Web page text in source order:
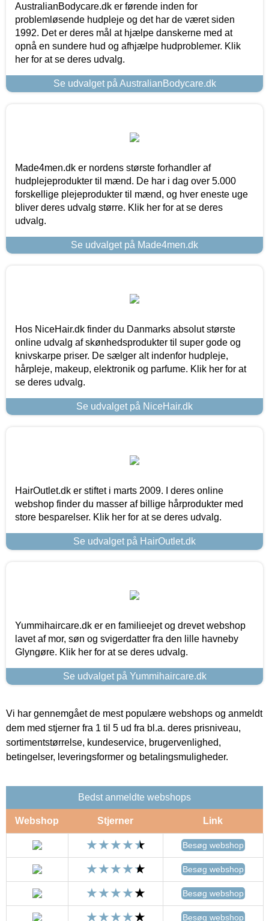
AustralianBodycare.dk er førende inden for
problemløsende hudpleje og det har de været siden
1992. Det er deres mål at hjælpe danskerne med at
opnå en sundere hud og afhjælpe hudproblemer. Klik
her for at se deres udvalg.
Se udvalget på AustralianBodycare.dk
Made4men.dk er nordens største forhandler af
hudplejeprodukter til mænd. De har i dag over 5.000
forskellige plejeprodukter til mænd, og hver eneste uge
bliver deres udvalg større. Klik her for at se deres
udvalg.
Se udvalget på Made4men.dk
Hos NiceHair.dk finder du Danmarks absolut største
online udvalg af skønhedsprodukter til super gode og
knivskarpe priser. De sælger alt indenfor hudpleje,
hårpleje, makeup, elektronik og parfume. Klik her for at
se deres udvalg.
Se udvalget på NiceHair.dk
HairOutlet.dk er stiftet i marts 2009. I deres online
webshop finder du masser af billige hårprodukter med
store besparelser. Klik her for at se deres udvalg.
Se udvalget på HairOutlet.dk
Yummihaircare.dk er en familieejet og drevet webshop
lavet af mor, søn og svigerdatter fra den lille havneby
Glyngøre. Klik her for at se deres udvalg.
Se udvalget på Yummihaircare.dk
Vi har gennemgået de mest populære webshops og anmeldt
dem med stjerner fra 1 til 5 ud fra bl.a. deres prisniveau,
sortimentstørrelse, kundeservice, brugervenlighed,
betingelser, leveringsformer og betalingsmuligheder.
Bedst anmeldte webshops
Webshop Stjerner Link
Besøg webshop
Besøg webshop
Besøg webshop
Besøg webshop